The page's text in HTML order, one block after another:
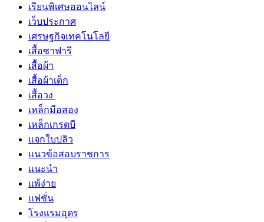
เรียนพิเศษออนไลน์
เว็บประกาศ
เศรษฐกิจเทคโนโลยี
เสื้อซาฟารี
เสื้อผ้า
เสื้อผ้าเด็ก
เสื้อวง
เหล็กมือสอง
เหล็กเกรดบี
แจกใบปลิว
แนวข้อสอบราชการ
แนะนำ
แพ้ง่าย
แฟชั่น
โรงแรมอุดร